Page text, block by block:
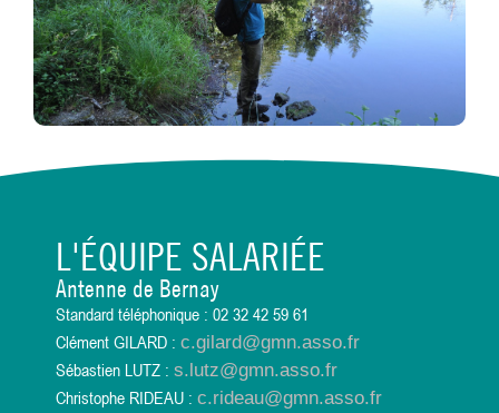
L'ÉQUIPE SALARIÉE
Antenne de Bernay
Standard téléphonique : 02 32 42 59 61
Clément GILARD : c.gilard@gmn.asso.fr
Sébastien LUTZ : s.lutz@gmn.asso.fr
Christophe RIDEAU : c.rideau@gmn.asso.fr